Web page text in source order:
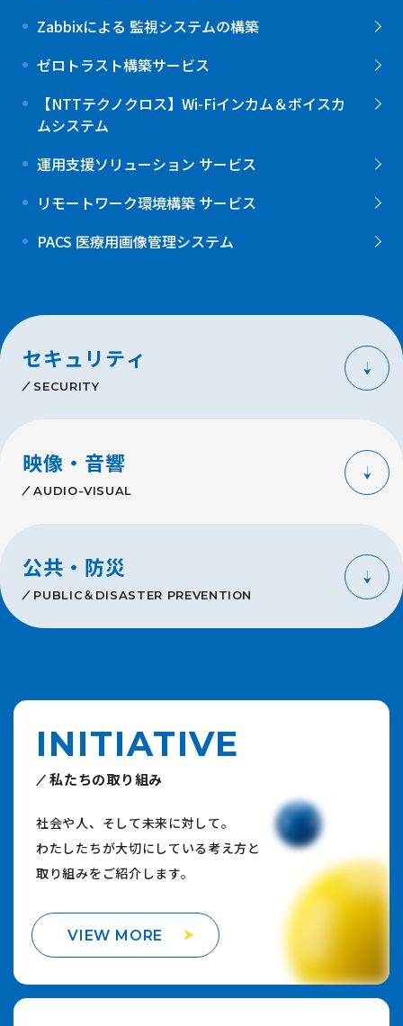
Zabbixによる 監視システムの構築
ゼロトラスト構築サービス
【NTTテクノクロス】Wi-Fiインカム＆ボイスカ
ムシステム
運用支援ソリューション サービス
リモートワーク環境構築 サービス
PACS 医療用画像管理システム
セキュリティ
SECURITY
映像・音響
AUDIO-VISUAL
公共・防災
PUBLIC＆DISASTER PREVENTION
INITIATIVE
私たちの取り組み
社会や人、そして未来に対して。
わたしたちが大切にしている考え方と
取り組みをご紹介します。
VIEW MORE